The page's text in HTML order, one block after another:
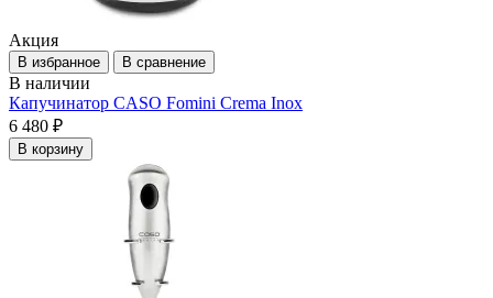
Акция
В избранное В сравнение
В наличии
Капучинатор CASO Fomini Crema Inox
6 480 ₽
В корзину